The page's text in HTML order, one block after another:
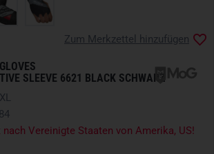
SLEEVE 6621 BLACK SCHWARZ
Zum Merkzettel hinzufügen
Vereinigte Staaten von Amerika, US!